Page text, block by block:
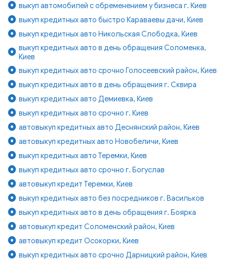
выкуп автомобилей с обременением у бизнеса г. Киев
выкуп кредитных авто быстро Караваевы дачи, Киев
выкуп кредитных авто Никольская Слободка, Киев
выкуп кредитных авто в день обращения Соломенка,
Киев
выкуп кредитных авто срочно Голосеевский район, Киев
выкуп кредитных авто в день обращения г. Сквира
выкуп кредитных авто Демиевка, Киев
выкуп кредитных авто срочно г. Киев
автовыкуп кредитных авто Деснянский район, Киев
автовыкуп кредитных авто Новобеличи, Киев
выкуп кредитных авто Теремки, Киев
выкуп кредитных авто срочно г. Богуслав
автовыкуп кредит Теремки, Киев
выкуп кредитных авто без посредников г. Васильков
выкуп кредитных авто в день обращения г. Боярка
автовыкуп кредит Соломенский район, Киев
автовыкуп кредит Осокорки, Киев
выкуп кредитных авто срочно Дарницкий район, Киев